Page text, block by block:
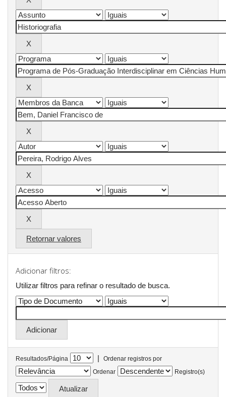
Retornar valores
Adicionar filtros:
Utilizar filtros para refinar o resultado de busca.
Resultados/Página |
Ordenar registros por
Ordenar
Registro(s)